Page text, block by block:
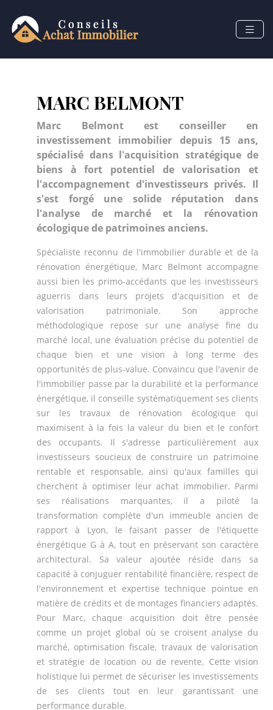
MARC BELMONT
Marc Belmont est conseiller en
investissement immobilier depuis 15 ans,
spécialisé dans l'acquisition stratégique de
biens à fort potentiel de valorisation et
l'accompagnement d'investisseurs privés. Il
s'est forgé une solide réputation dans
l'analyse de marché et la rénovation
écologique de patrimoines anciens.
Spécialiste reconnu de l'immobilier durable et de la
rénovation énergétique, Marc Belmont accompagne
aussi bien les primo-accédants que les investisseurs
aguerris dans leurs projets d'acquisition et de
valorisation patrimoniale. Son approche
méthodologique repose sur une analyse fine du
marché local, une évaluation précise du potentiel de
chaque bien et une vision à long terme des
opportunités de plus-value. Convaincu que l'avenir de
l'immobilier passe par la durabilité et la performance
énergétique, il conseille systématiquement ses clients
sur les travaux de rénovation écologique qui
maximisent à la fois la valeur du bien et le confort
des occupants. Il s'adresse particulièrement aux
investisseurs soucieux de construire un patrimoine
rentable et responsable, ainsi qu'aux familles qui
cherchent à optimiser leur achat immobilier. Parmi
ses réalisations marquantes, il a piloté la
transformation complète d'un immeuble ancien de
rapport à Lyon, le faisant passer de l'étiquette
énergétique G à A, tout en préservant son caractère
architectural. Sa valeur ajoutée réside dans sa
capacité à conjuguer rentabilité financière, respect de
l'environnement et expertise technique pointue en
matière de crédits et de montages financiers adaptés.
Pour Marc, chaque acquisition doit être pensée
comme un projet global où se croisent analyse du
marché, optimisation fiscale, travaux de valorisation
et stratégie de location ou de revente. Cette vision
holistique lui permet de sécuriser les investissements
de ses clients tout en leur garantissant une
performance durable.